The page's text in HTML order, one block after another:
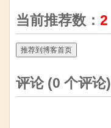
当前推荐数： 2
推荐到博客首页
评论 (0 个评论)